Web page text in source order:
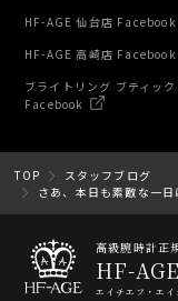
HF-AGE 仙台店 Facebook
HF-AGE 高崎店 Facebook
ブライトリング ブティッ
Facebook
TOP
スタッフブログ
さあ、本日も素敵な一
高級腕時計正
HF-AGE
エイチエフ・エイ